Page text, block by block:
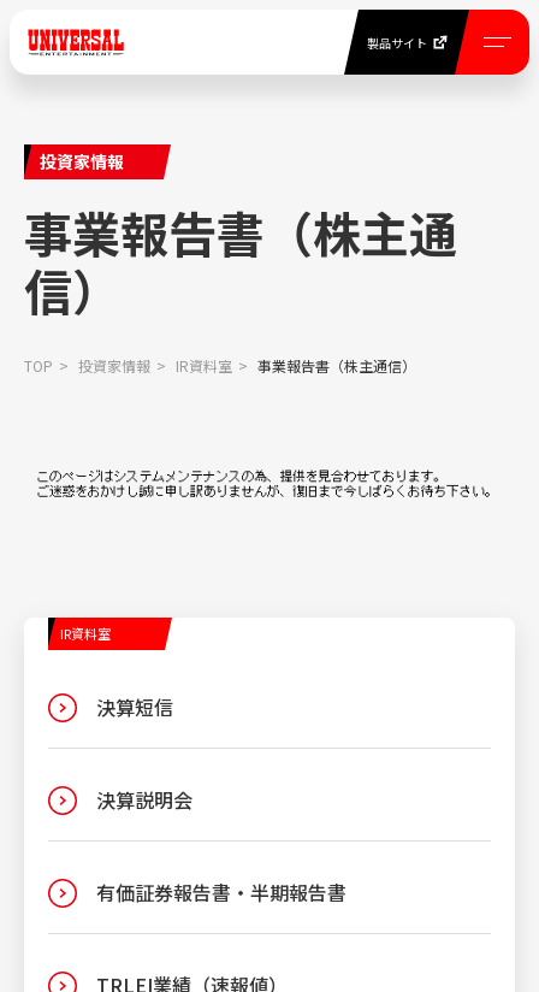
製品サイト
製品サイト
NEWS
ニュース一覧
当社について
事業紹介
投資家情報
RECRUIT
CULTURE
EN
投資家情報
事業報告書（株主通
信）
TOP 投資家情報 IR資料室 事業報告書（株主通信）
IR資料室
決算短信
決算説明会
有価証券報告書・半期報告書
TRLEI業績（速報値）